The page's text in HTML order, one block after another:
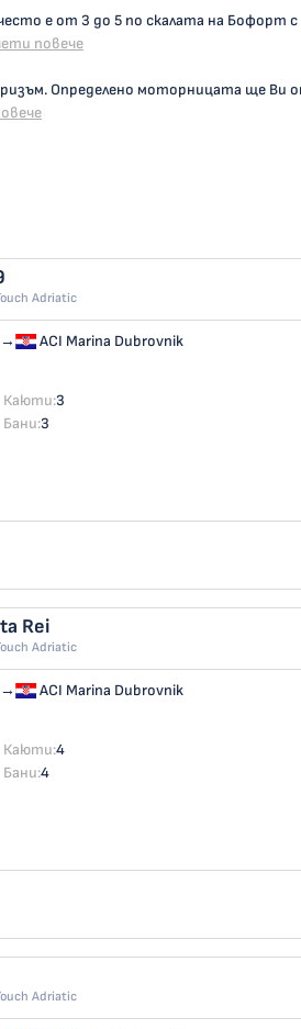
е от 3 до 5 по скалата на Бофорт
повече
Определено моторницата ще
Adriatic
→ ACI Marina Dubrovnik
Каюти:3
Бани:3
Rei
Adriatic
→ ACI Marina Dubrovnik
Каюти:4
Бани:4
Adriatic